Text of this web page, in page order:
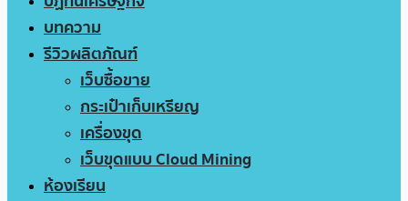
บทความ
รีวิวผลิตภัณฑ์
เว็บซื้อขาย
กระเป๋าเก็บเหรียญ
เครื่องขุด
เว็บขุดแบบ Cloud Mining
ห้องเรียน